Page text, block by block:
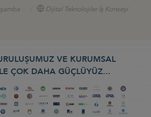
Dijital Teknolojiler İş Konseyi
VE KURUMSAL
ÇOK DAHA GÜÇLÜYÜZ...